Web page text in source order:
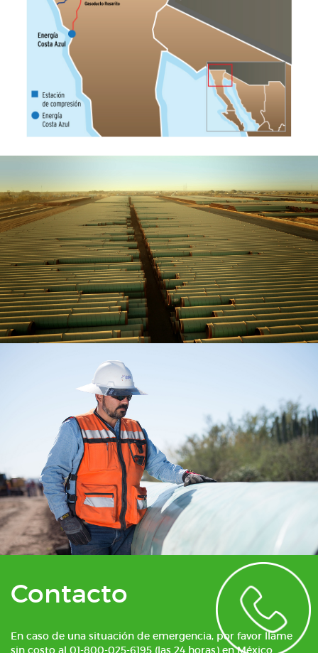
Contacto
En caso de una situación de emergencia, por favor llame